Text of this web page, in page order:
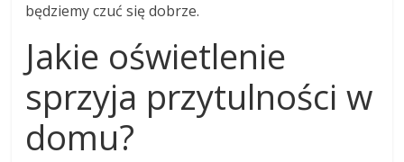
będziemy czuć się dobrze.
Jakie oświetlenie
sprzyja przytulności w
domu?